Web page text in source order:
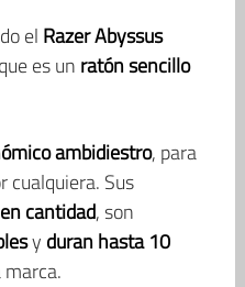
el Razer Abyssus
es un ratón sencillo
ambidiestro, para
cualquiera. Sus
cantidad, son
y duran hasta 10